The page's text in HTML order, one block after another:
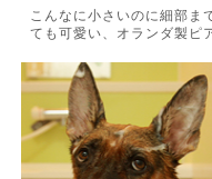
こんなに小さいのに細部ま
ても可愛い、オランダ製ピ